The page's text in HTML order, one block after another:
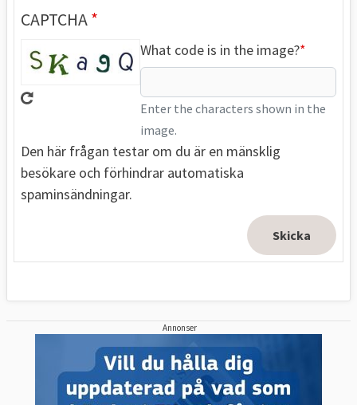
CAPTCHA
What code is in the image?
Enter the characters shown in the
image.
Den här frågan testar om du är en mänsklig
besökare och förhindrar automatiska
spaminsändningar.
Annonser